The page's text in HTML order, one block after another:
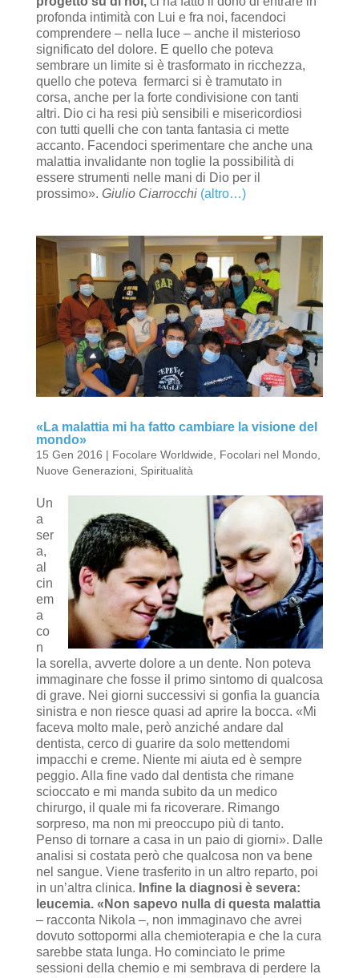
profonda intimità con Lui e fra noi, facendoci
comprendere – nella luce – anche il misterioso
significato del dolore. E quello che poteva
sembrare un limite si è trasformato in ricchezza,
quello che poteva fermarci si è tramutato in
corsa, anche per la forte condivisione con tanti
altri. Dio ci ha resi più sensibili e misericordiosi
con tutti quelli che con tanta fantasia ci mette
accanto. Facendoci sperimentare che anche una
malattia invalidante non toglie la possibilità di
essere strumenti nelle mani di Dio per il
prossimo». Giulio Ciarrocchi (altro…)
«La malattia mi ha fatto cambiare la visione del
mondo»
15 Gen 2016 | Focolare Worldwide, Focolari nel Mondo,
Nuove Generazioni, Spiritualità
Un
a
ser
a,
al
cin
em
a
co
n
la sorella, avverte dolore a un dente. Non poteva
immaginare che fosse il primo sintomo di qualcosa
di grave. Nei giorni successivi si gonfia la guancia
sinistra e non riesce quasi ad aprire la bocca. «Mi
faceva molto male, però anziché andare dal
dentista, cerco di guarire da solo mettendomi
impacchi e creme. Niente mi aiuta ed è sempre
peggio. Alla fine vado dal dentista che rimane
scioccato e mi manda subito da un medico
chirurgo, il quale mi fa ricoverare. Rimango
sorpreso, ma non mi preoccupo più di tanto.
Penso di tornare a casa in un paio di giorni». Dalle
analisi si costata però che qualcosa non va bene
nel sangue. Viene trasferito in un altro reparto, poi
in un’altra clinica. Infine la diagnosi è severa:
leucemia. «Non sapevo nulla di questa malattia
– racconta Nikola –, non immaginavo che avrei
dovuto sottopormi alla chemioterapia e che la cura
sarebbe stata lunga. Ho cominciato le prime
sessioni della chemio e mi sembrava di perdere la